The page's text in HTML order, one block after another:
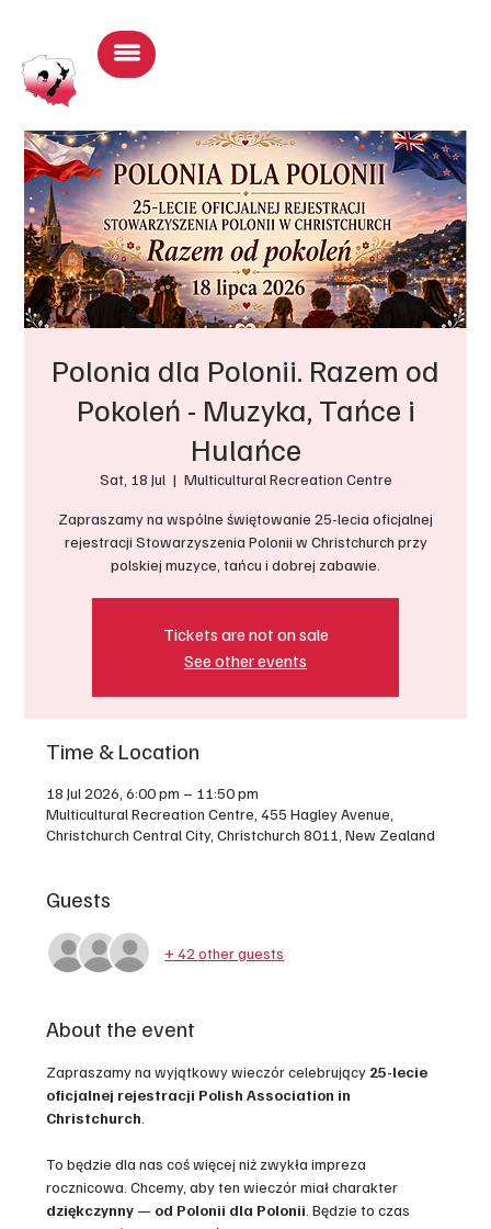
Polonia dla Polonii. Razem od
Pokoleń - Muzyka, Tańce i
Hulańce
Sat, 18 Jul
  |
Multicultural Recreation Centre
Zapraszamy na wspólne świętowanie 25-lecia oficjalnej
rejestracji Stowarzyszenia Polonii w Christchurch przy
polskiej muzyce, tańcu i dobrej zabawie.
Tickets are not on sale
See other events
Time & Location
18 Jul 2026, 6:00 pm – 11:50 pm
Multicultural Recreation Centre, 455 Hagley Avenue,
Christchurch Central City, Christchurch 8011, New Zealand
Guests
+ 42 other guests
About the event
Zapraszamy na wyjątkowy wieczór celebrujący 25-lecie
oficjalnej rejestracji Polish Association in
Christchurch
To będzie dla nas coś więcej niż zwykła impreza
rocznicowa. Chcemy, aby ten wieczór miał charakter
dziękczynny — od Polonii dla Polonii . Będzie to czas